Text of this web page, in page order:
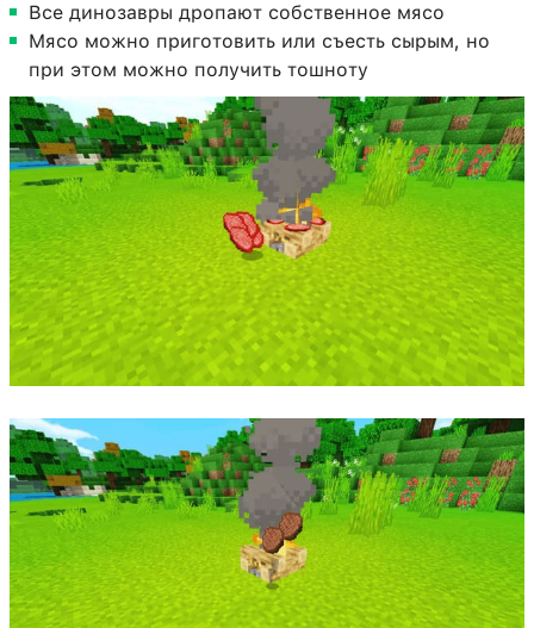
Все динозавры дропают собственное мясо
Мясо можно приготовить или съесть сырым, но
при этом можно получить тошноту